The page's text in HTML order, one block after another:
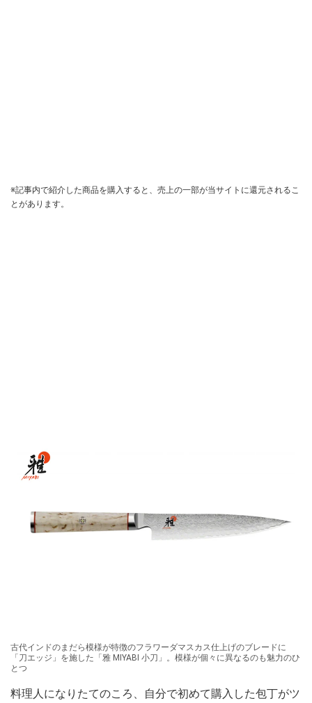
※記事内で紹介した商品を購入すると、売上の一部が当サイトに還元されるこ
とがあります。
古代インドのまだら模様が特徴のフラワーダマスカス仕上げのブレードに
「刀エッジ」を施した「雅 MIYABI 小刀」。模様が個々に異なるのも魅力のひ
とつ
料理人になりたてのころ、自分で初めて購入した包丁がツ